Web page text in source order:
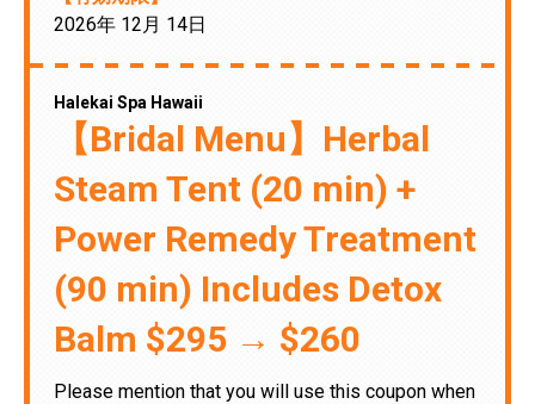
2026年 12月 14日
Halekai Spa Hawaii
【Bridal Menu】Herbal
Steam Tent (20 min) +
Power Remedy Treatment
(90 min) Includes Detox
Balm $295 → $260
Please mention that you will use this coupon when